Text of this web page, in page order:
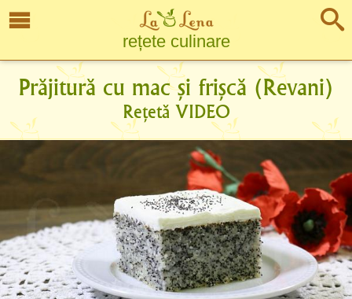
rețete culinare
Prăjitură cu mac și frișcă (Revani)
Rețetă VIDEO